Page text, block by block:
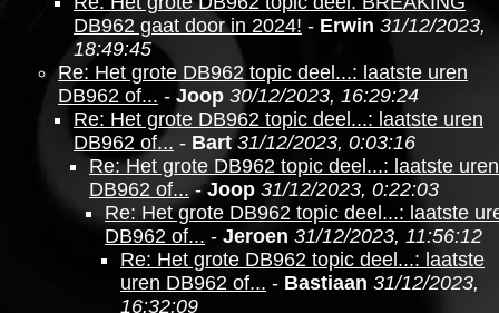
DB962 gaat door in 2024! - Erwin 31/12/2023,
18:49:45
Re: Het grote DB962 topic deel...: laatste uren
DB962 of... - Joop 30/12/2023, 16:29:24
Re: Het grote DB962 topic deel...: laatste uren
DB962 of... - Bart 31/12/2023, 0:03:16
Re: Het grote DB962 topic deel...: laatste uren
DB962 of... -Joop 31/12/2023, 0:22:03
Re: Het grote DB962 topic deel...: laatste
DB962 of... - Jeroen 31/12/2023, 11:56:12
Re: Het grote DB962 topic deel...: laatste
uren DB962 of... - Bastiaan 31/12/2023,
16:32:09